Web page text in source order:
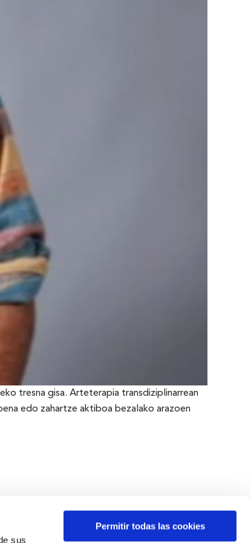
sus
Permitir todas las cookies
tresna gisa. Arteterapia transdiziplinarrean
edo zahartze aktiboa bezalako arazoen